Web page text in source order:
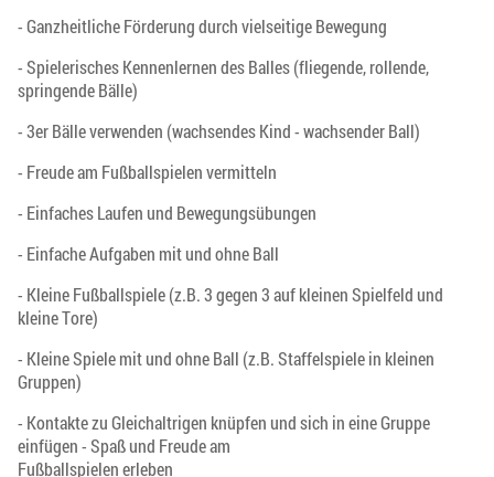
- Ganzheitliche Förderung durch vielseitige Bewegung
- Spielerisches Kennenlernen des Balles (fliegende, rollende,
springende Bälle)
- 3er Bälle verwenden (wachsendes Kind - wachsender Ball)
- Freude am Fußballspielen vermitteln
- Einfaches Laufen und Bewegungsübungen
- Einfache Aufgaben mit und ohne Ball
- Kleine Fußballspiele (z.B. 3 gegen 3 auf kleinen Spielfeld und
kleine Tore)
- Kleine Spiele mit und ohne Ball (z.B. Staffelspiele in kleinen
Gruppen)
- Kontakte zu Gleichaltrigen knüpfen und sich in eine Gruppe
einfügen - Spaß und Freude am
Fußballspielen erleben